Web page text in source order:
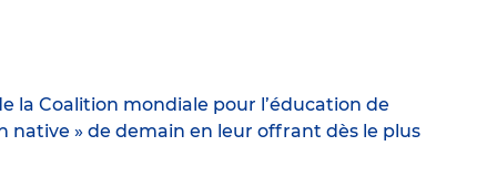
la Coalition mondiale pour l’éducation de
native » de demain en leur offrant dès le plus